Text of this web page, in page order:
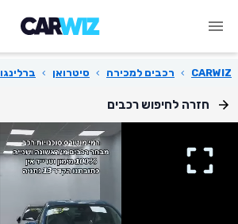
CARWIZ
› רכבים למכירה › סיטרואן › ברלינגו
חזרה לחיפוש רכבים